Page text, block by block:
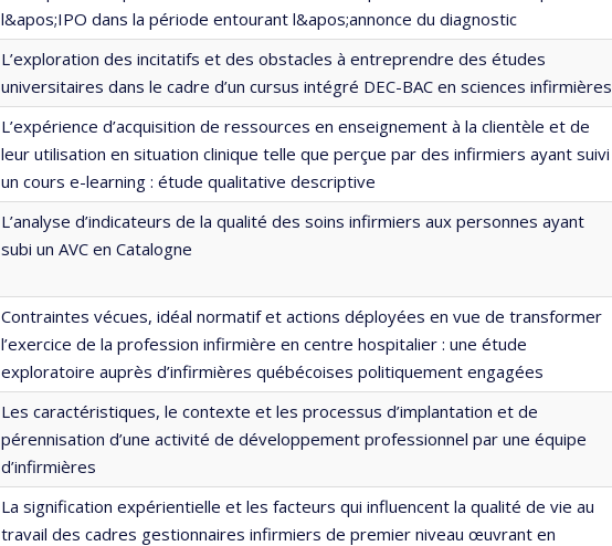
l&apos;IPO dans la période entourant l&apos;annonce du diagnostic
L’exploration des incitatifs et des obstacles à entreprendre des études
universitaires dans le cadre d’un cursus intégré DEC-BAC en sciences infirmières
L’expérience d’acquisition de ressources en enseignement à la clientèle et de
leur utilisation en situation clinique telle que perçue par des infirmiers ayant suivi
un cours e-learning : étude qualitative descriptive
L’analyse d’indicateurs de la qualité des soins infirmiers aux personnes ayant
subi un AVC en Catalogne
Contraintes vécues, idéal normatif et actions déployées en vue de transformer
l’exercice de la profession infirmière en centre hospitalier : une étude
exploratoire auprès d’infirmières québécoises politiquement engagées
Les caractéristiques, le contexte et les processus d’implantation et de
pérennisation d’une activité de développement professionnel par une équipe
d’infirmières
La signification expérientielle et les facteurs qui influencent la qualité de vie au
travail des cadres gestionnaires infirmiers de premier niveau œuvrant en